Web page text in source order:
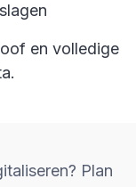
en volledige
Plan